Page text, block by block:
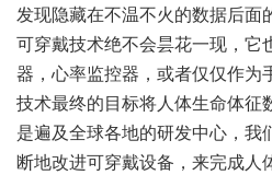
发现隐藏在不温不火的数据后面
可穿戴技术绝不会昙花一现，它
器，心率监控器，或者仅仅作为
技术最终的目标将人体生命体征
是遍及全球各地的研发中心，我
断地改进可穿戴设备，来完成人